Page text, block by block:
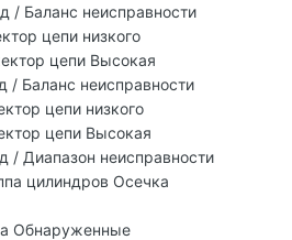
/ Баланс неисправности
цепи низкого
цепи Высокая
/ Баланс неисправности
цепи низкого
цепи Высокая
/ Диапазон неисправности
цилиндров Осечка
Обнаруженные